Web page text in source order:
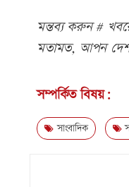
মন্তব্য করুন #
মতামত, আপন দেশ
সম্পর্কিত বিষয়:
সাংবাদিক